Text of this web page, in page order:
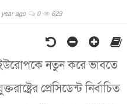
year ago 0 629
ইউরোপকে নতুন করে ভাবতে
প্রেসিডেন্ট নির্বাচিত